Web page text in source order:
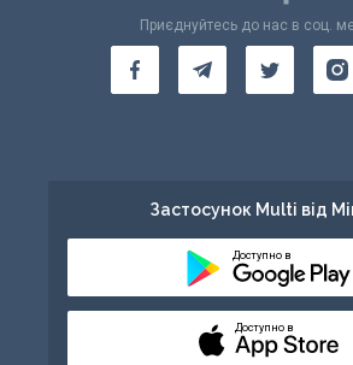
Приєднуйтесь до нас в соц.
Застосунок Multi від
Доступно в
Доступно в